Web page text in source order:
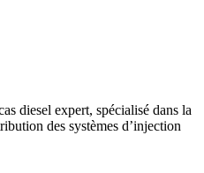
diesel expert, spécialisé dans la
des systèmes d’injection